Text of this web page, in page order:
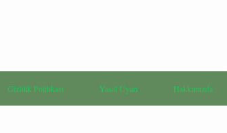
Gizlilik Politikası Yasal Uyarı Hakkımızda